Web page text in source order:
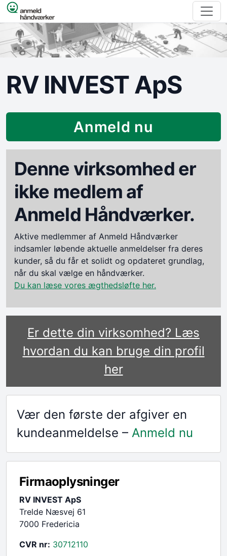
Spring til indhold
RV INVEST ApS
Anmeld nu
Denne virksomhed er
ikke medlem af
Anmeld Håndværker.
Aktive medlemmer af Anmeld Håndværker
indsamler løbende aktuelle anmeldelser fra deres
kunder, så du får et solidt og opdateret grundlag,
når du skal vælge en håndværker.
Du kan læse vores ægthedsløfte her.
Er dette din virksomhed? Læs
hvordan du kan bruge din profil
her
Vær den første der afgiver en
kundeanmeldelse – Anmeld nu
Firmaoplysninger
RV INVEST ApS
Trelde Næsvej 61
7000 Fredericia
CVR nr: 30712110